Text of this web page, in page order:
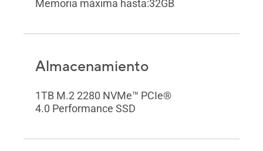
Memoria máxima hasta:32GB
Almacenamiento
1TB M.2 2280 NVMe™ PCIe®
4.0 Performance SSD